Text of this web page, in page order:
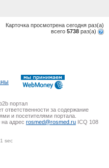
Карточка просмотрена сегодня раз(a)
всего 5738 раз(a)
портал
ответственности за содержание
и посетителями портала.
адрес rosmed@rosmed.ru ICQ 108
sec